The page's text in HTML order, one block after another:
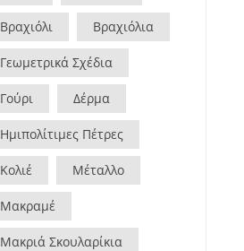
Βραχιόλι Βραχιόλια
Γεωμετρικά Σχέδια
Γούρι Δέρμα
Ημιπολίτιμες Πέτρες
Κολιέ Μέταλλο
Μακραμέ
Μακριά Σκουλαρίκια